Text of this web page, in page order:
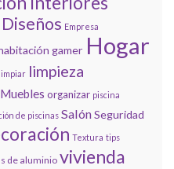
Diseños Empresa
gamer Hogar
limpiar limpieza
Muebles organizar piscina
de piscinas SalónSeguridad
Textura tips
de aluminiovivienda